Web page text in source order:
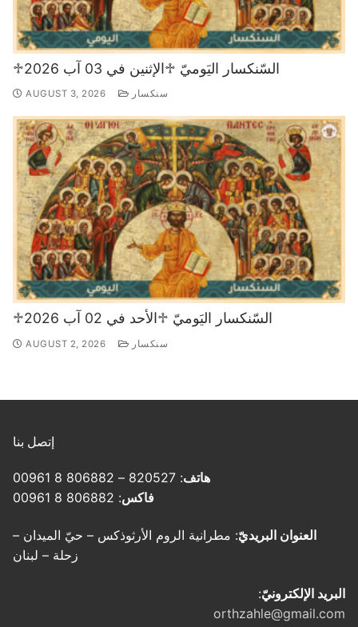
♱السّنكسار اليَوميّ ♱الإثنين في 03 آب 2026
AUGUST 3, 2026 سنكسار
♱السّنكسار اليَوميّ ♱الأحد في 02 آب 2026
AUGUST 2, 2026 سنكسار
إتصل بنا
هاتف: 820527 – 806882 8 00961
فاكس: 806882 8 00961
العنوان البريديّ: مطرانية الروم الأرثوذكس – حيّ الميدان –
زحلة – لبنان
البريد الإلكترونيّ:
orthzahle@gmail.com